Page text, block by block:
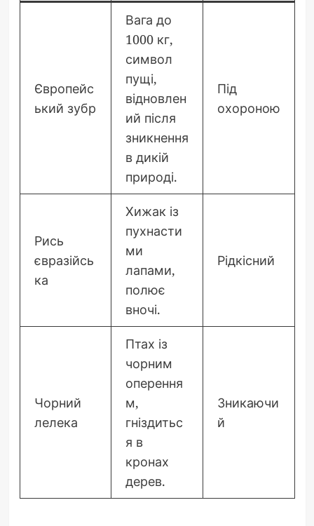
Європейс
ький зубр
Вага до
1000 кг,
символ
пущі,
відновлен
ий після
зникнення
в дикій
природі.
Під
охороною
Рись
євразійсь
ка
Хижак із
пухнасти
ми
лапами,
полює
вночі.
Рідкісний
Чорний
лелека
Птах із
чорним
оперення
м,
гніздитьс
я в
кронах
дерев.
Зникаючи
й